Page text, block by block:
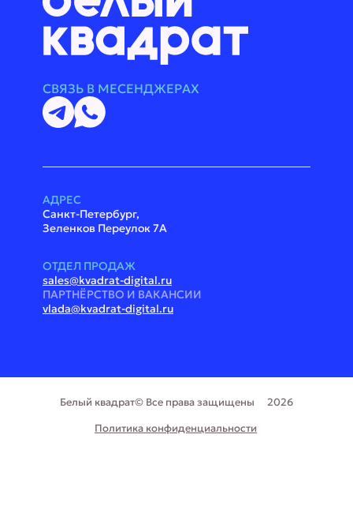
Белый квадрат© Все права защищены
2026
Политика конфиденциальности
СВЯЗЬ В МЕСЕНДЖЕРАХ
ОТДЕЛ ПРОДАЖ
sales@kvadrat-digital.ru
ПАРТНЁРСТВО И ВАКАНСИИ
vlada@kvadrat-digital.ru
АДРЕС
Санкт-Петербург,
Зеленков Переулок 7А